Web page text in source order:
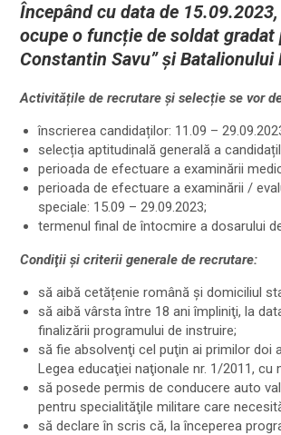
Începând cu data de
ocupe o funcție de soldat
Constantin Savu” și Batalionului
Activitățile de recrutare și selecție se vor
înscrierea candidaților: 11.09 –
selecția aptitudinală generală a
perioada de efectuare a examinării
perioada de efectuare a examinării /
speciale: 15.09 – 29.09.2023;
termenul final de întocmire a dosarului
Condiţii şi criterii generale de recrutare:
să aibă cetățenie română şi domiciliul
să aibă vârsta între 18 ani împliniţi, la
finalizării programului de instruire;
să fie absolvenţi cel puţin ai primilor doi
Legea educaţiei naţionale nr. 1/2011,
să posede permis de conducere auto
pentru specialităţile militare care
să declare în scris că, la începerea